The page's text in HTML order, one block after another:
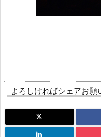
よろしければシェアお願